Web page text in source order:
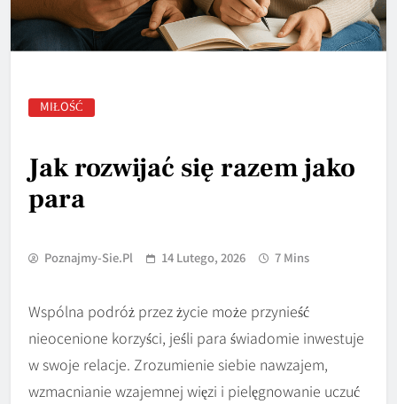
MIŁOŚĆ
Jak rozwijać się razem jako
para
Poznajmy-Sie.pl 14 Lutego, 2026 7 Mins
Wspólna podróż przez życie może przynieść
nieocenione korzyści, jeśli para świadomie inwestuje
w swoje relacje. Zrozumienie siebie nawzajem,
wzmacnianie wzajemnej więzi i pielęgnowanie uczuć